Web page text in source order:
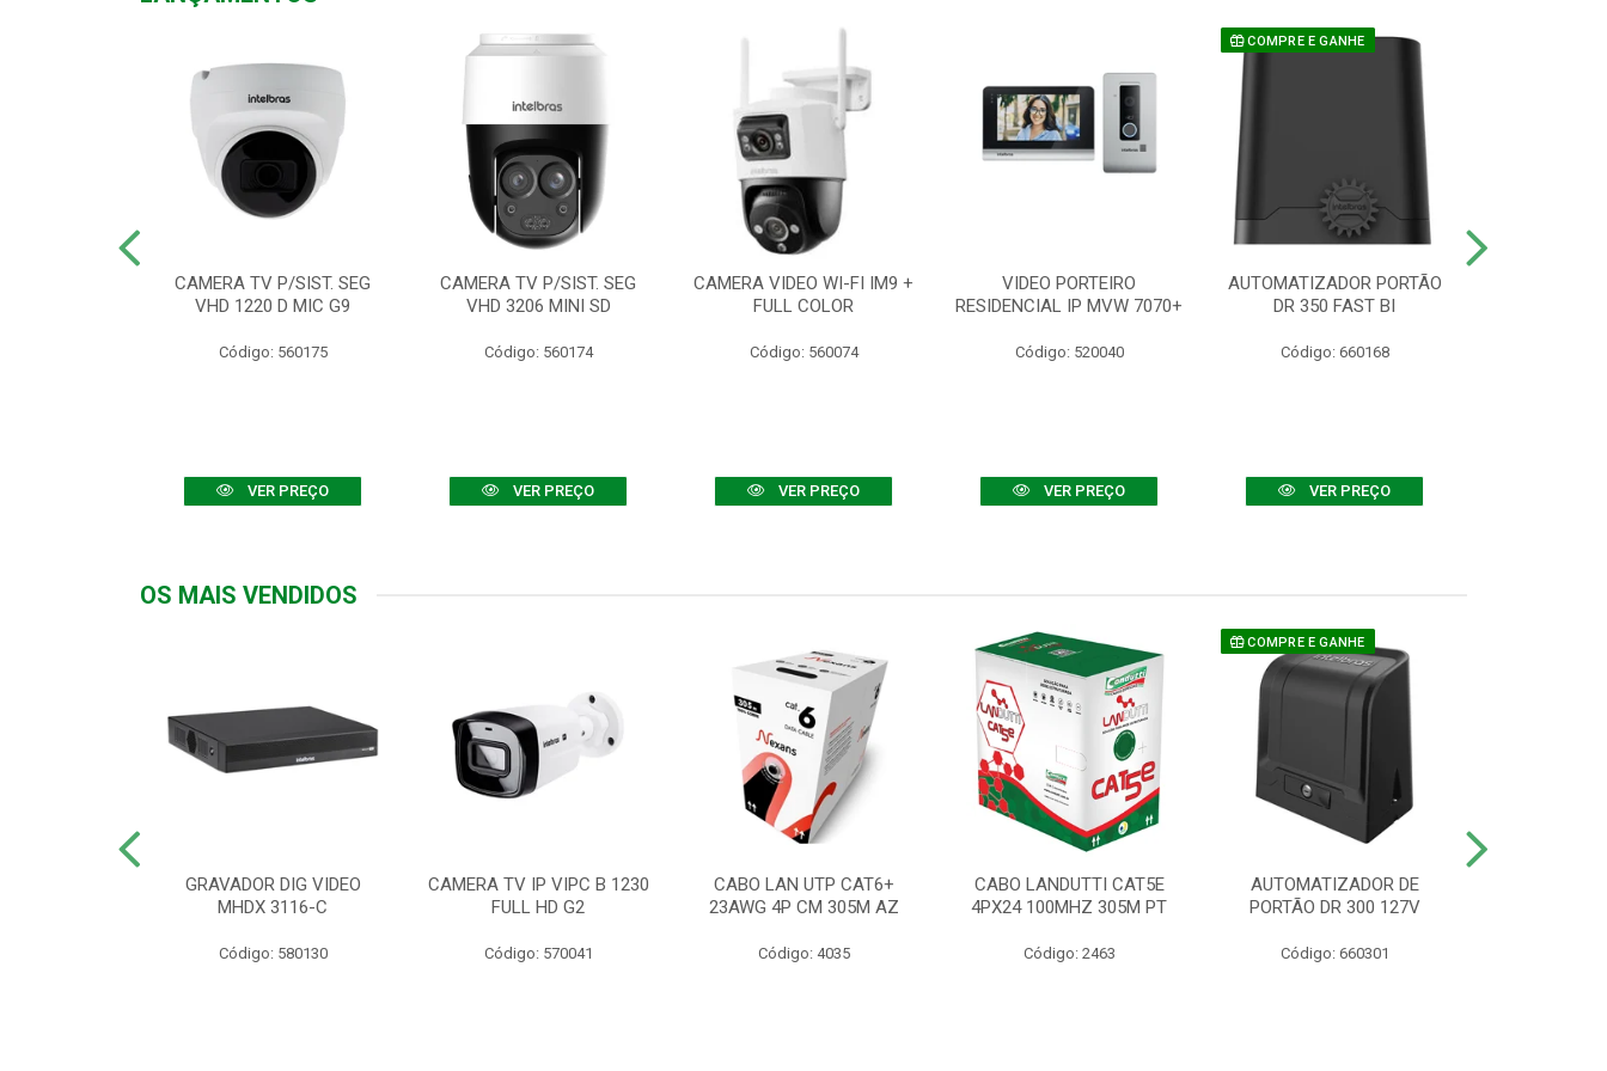
CAMERA TV P/SIST. SEG
VHD 1220 D MIC G9
Código: 560175
VER PREÇO
CAMERA TV P/SIST. SEG
VHD 3206 MINI SD
Código: 560174
VER PREÇO
CAMERA VIDEO WI-FI IM9 +
FULL COLOR
Código: 560074
VER PREÇO
VIDEO PORTEIRO
RESIDENCIAL IP MVW 7070+
Código: 520040
VER PREÇO
COMPRE E GANHE
AUTOMATIZADOR PORTÃO
DR 350 FAST BI
Código: 660168
VER PREÇO
OS MAIS VENDIDOS
GRAVADOR DIG VIDEO
MHDX 3116-C
Código: 580130
CAMERA TV IP VIPC B 1230
FULL HD G2
Código: 570041
CABO LAN UTP CAT6+
23AWG 4P CM 305M AZ
Código: 4035
CABO LANDUTTI CAT5E
4PX24 100MHZ 305M PT
Código: 2463
COMPRE E GANHE
AUTOMATIZADOR DE
PORTÃO DR 300 127V
Código: 660301